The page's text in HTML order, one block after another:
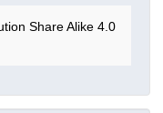
Share Alike 4.0